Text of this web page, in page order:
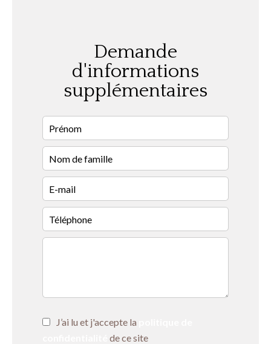
Demande
d'informations
supplémentaires
J’ai lu et j'accepte la
de ce site